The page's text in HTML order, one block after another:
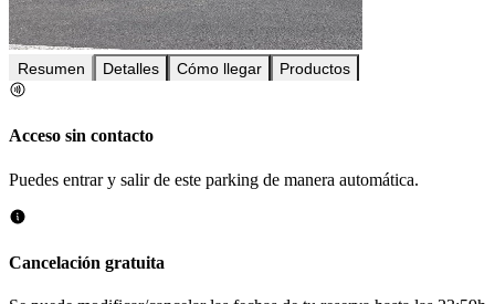
Resumen Detalles Cómo llegar Productos
Acceso sin contacto
Puedes entrar y salir de este parking de manera automática.
Cancelación gratuita